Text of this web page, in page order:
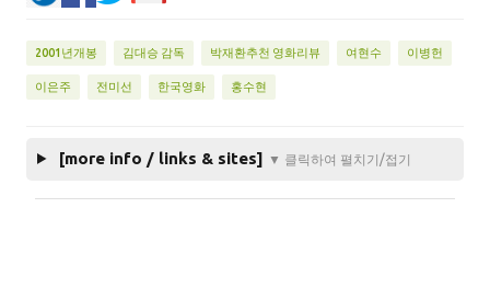
2001년개봉 김대승 감독 박재환추천 영화리뷰 여현수 이병헌
이은주 전미선 한국영화 홍수현
[more info / links & sites] ▼ 클릭하여 펼치기/접기